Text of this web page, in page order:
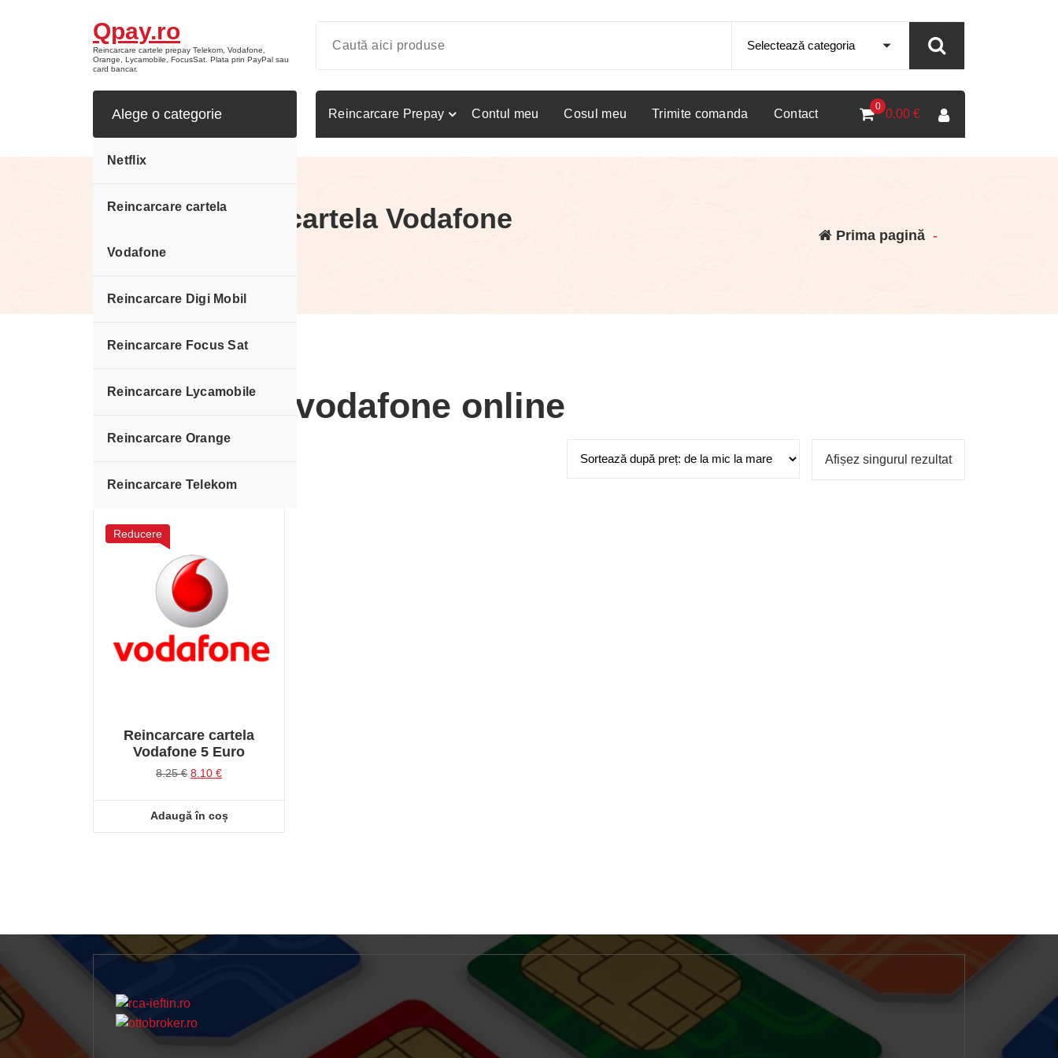
Qpay.ro
Reincarcare cartele prepay Telekom, Vodafone,
Orange, Lycamobile, FocusSat. Plata prin PayPal sau
card bancar.
Alege o categorie
Netflix
Reincarcare cartela
Vodafone
Reincarcare Digi Mobil
Reincarcare Focus Sat
Reincarcare Lycamobile
Reincarcare Orange
Reincarcare Telekom
Reincarcare Prepay Contul meu Cosul meu Trimite comanda Contact
0
0.00 €
Reincarcare cartela Vodafone
5 Euro
Prima pagină -
reincarcare vodafone online
Afișez singurul rezultat
Reducere
Reincarcare cartela
Vodafone 5 Euro
8.25€ Prețul
fost:
8.10€Prețul
8.10 €.
Adaugă în coș